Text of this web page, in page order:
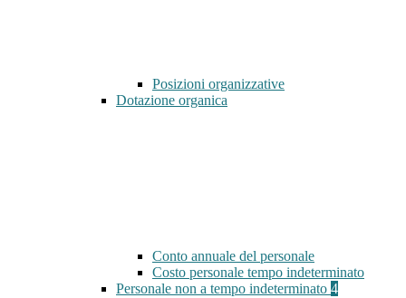
Posizioni organizzative
Dotazione organica
Conto annuale del personale
Costo personale tempo indeterminato
Personale non a tempo indeterminato 4